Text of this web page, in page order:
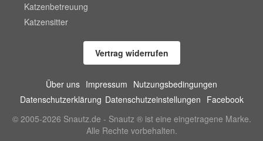
Katzenbetreuung
Katzensitter
Vertrag widerrufen
Über uns Impressum Nutzungsbedingungen
Datenschutzerklärung Datenschutzeinstellungen Facebook
© 2005-2026 Snautz.de - Snautz ® ist eine eingetragene Marke.
Alle Rechte vorbehalten.